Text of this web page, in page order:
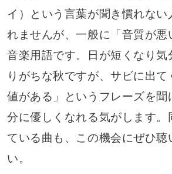
イ）という言葉が聞き慣れない
れませんが、一般に「音質が悪
音楽用語です。日が短くなり気
りがちな秋ですが、サビに出
値がある」というフレーズを聞
分に優しくなれる気がします
ている曲も、この機会にぜひ聴
い。